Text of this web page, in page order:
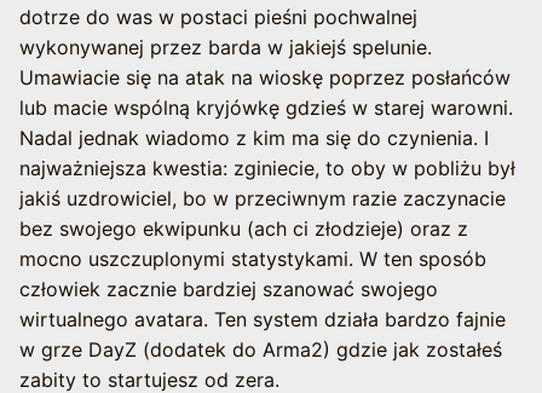
dotrze do was w postaci pieśni pochwalnej
wykonywanej przez barda w jakiejś spelunie.
Umawiacie się na atak na wioskę poprzez posłańców
lub macie wspólną kryjówkę gdzieś w starej warowni.
Nadal jednak wiadomo z kim ma się do czynienia. I
najważniejsza kwestia: zginiecie, to oby w pobliżu był
jakiś uzdrowiciel, bo w przeciwnym razie zaczynacie
bez swojego ekwipunku (ach ci złodzieje) oraz z
mocno uszczuplonymi statystykami. W ten sposób
człowiek zacznie bardziej szanować swojego
wirtualnego avatara. Ten system działa bardzo fajnie
w grze DayZ (dodatek do Arma2) gdzie jak zostałeś
zabity to startujesz od zera.